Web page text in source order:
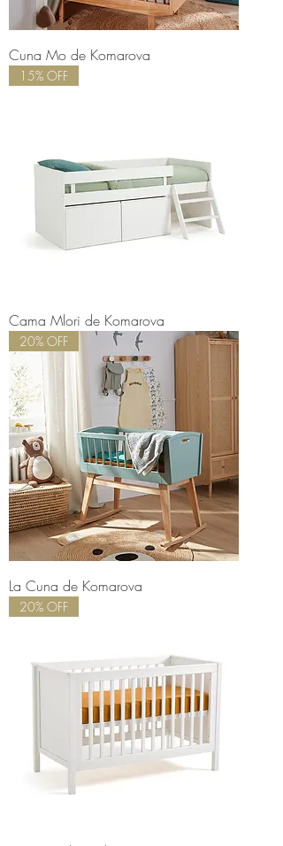
Cuna Mo de Komarova
15% OFF
Cama Mlori de Komarova
20% OFF
La Cuna de Komarova
20% OFF